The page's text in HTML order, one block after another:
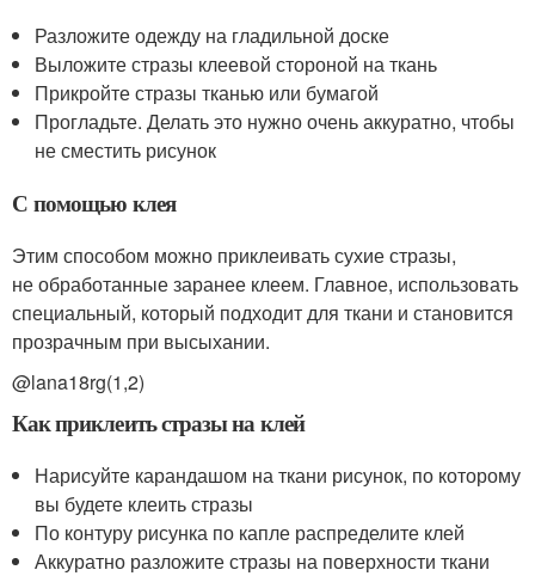
Разложите одежду на гладильной доске
Выложите стразы клеевой стороной на ткань
Прикройте стразы тканью или бумагой
Прогладьте. Делать это нужно очень аккуратно, чтобы
не сместить рисунок
С помощью клея
Этим способом можно приклеивать сухие стразы,
не обработанные заранее клеем. Главное, использовать
специальный, который подходит для ткани и становится
прозрачным при высыхании.
@lana18rg(1,2)
Как приклеить стразы на клей
Нарисуйте карандашом на ткани рисунок, по которому
вы будете клеить стразы
По контуру рисунка по капле распределите клей
Аккуратно разложите стразы на поверхности ткани